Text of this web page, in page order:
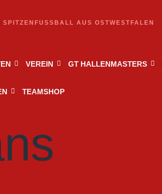
AUS OSTWESTFALEN
VEREIN GT HALLENMASTERS
TEAMSHOP